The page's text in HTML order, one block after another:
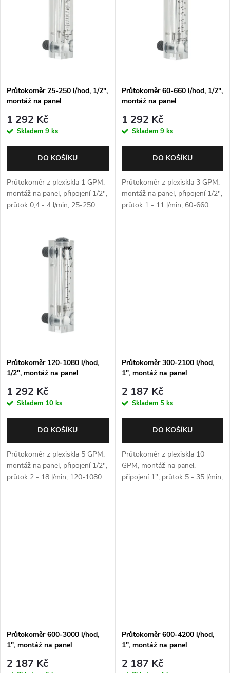
r
o
d
u
k
p
r
o
u
k
Průtokoměr 25-250 l/hod, 1/2",
montáž na panel
1 292 Kč
Skladem 9 ks
DO KOŠÍKU
Průtokoměr z plexiskla 1 GPM,
montáž na panel, připojení 1/2",
průtok 0,4 - 4 l/min, 25-250
l/hod
Průtokoměr 60-660 l/hod, 1/2",
montáž na panel
1 292 Kč
Skladem 9 ks
DO KOŠÍKU
Průtokoměr z plexiskla 3 GPM,
montáž na panel, připojení 1/2",
průtok 1 - 11 l/min, 60-660
l/hod
Průtokoměr 120-1080 l/hod,
1/2", montáž na panel
1 292 Kč
Skladem 10 ks
DO KOŠÍKU
Průtokoměr z plexiskla 5 GPM,
montáž na panel, připojení 1/2",
průtok 2 - 18 l/min, 120-1080
l/hod
Průtokoměr 300-2100 l/hod,
1", montáž na panel
2 187 Kč
Skladem 5 ks
DO KOŠÍKU
Průtokoměr z plexiskla 10
GPM, montáž na panel,
připojení 1", průtok 5 - 35 l/min,
300-2100 l/hod
Průtokoměr 600-3000 l/hod,
1", montáž na panel
2 187 Kč
Průtokoměr 600-4200 l/hod,
1", montáž na panel
2 187 Kč